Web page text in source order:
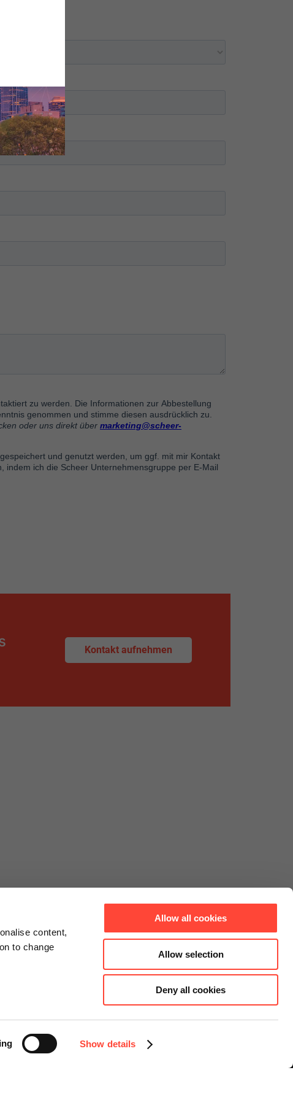
content,
to change
Show details
Allow all cookies
Allow selection
Deny all cookies
Kontakt aufnehmen
Instagram
Facebook